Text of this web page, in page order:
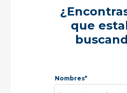
que
Nombres*